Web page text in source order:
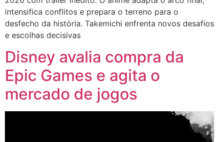
intensifica conflitos e prepara o terreno para o
desfecho da história. Takemichi enfrenta novos desafios
e escolhas decisivas
Disney avalia compra da
Epic Games e agita o
mercado de jogos